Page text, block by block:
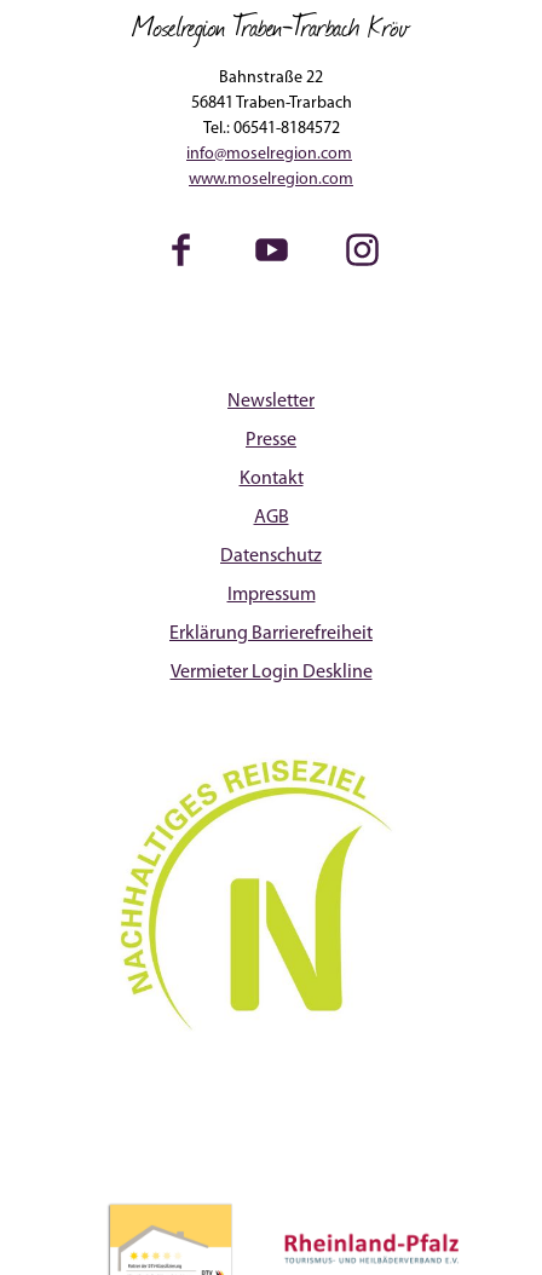
Moselregion Traben-Trarbach Kröv
Bahnstraße 22
56841 Traben-Trarbach
Tel.: 06541-8184572
info@moselregion.com
www.moselregion.com
Facebook Youtube Instagram
Newsletter
Presse
Kontakt
AGB
Datenschutz
Impressum
Erklärung Barrierefreiheit
Vermieter Login Deskline